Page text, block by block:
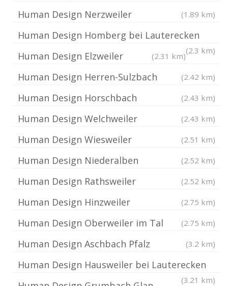
Human Design Nerzweiler (1.89 km)
Human Design Homberg bei Lauterecken
(2.3 km)
Human Design Elzweiler (2.31 km)
Human Design Herren-Sulzbach (2.42 km)
Human Design Horschbach (2.43 km)
Human Design Welchweiler (2.43 km)
Human Design Wiesweiler (2.51 km)
Human Design Niederalben (2.52 km)
Human Design Rathsweiler (2.52 km)
Human Design Hinzweiler (2.75 km)
Human Design Oberweiler im Tal (2.75 km)
Human Design Aschbach Pfalz (3.2 km)
Human Design Hausweiler bei Lauterecken
(3.21 km)